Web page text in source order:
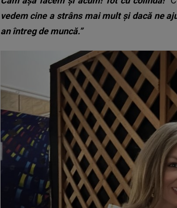
vedem cine a strâns mai mult și dacă ne
an întreg de muncă.”